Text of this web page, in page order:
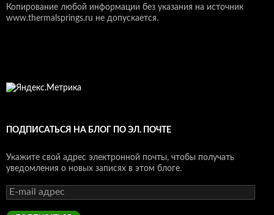
Копирование любой информации без указания на источник
www.thermalsprings.ru не допускается.
ПОДПИСАТЬСЯ НА БЛОГ ПО ЭЛ. ПОЧТЕ
Укажите свой адрес электронной почты, чтобы получать
уведомления о новых записях в этом блоге.
E-
mail
адрес